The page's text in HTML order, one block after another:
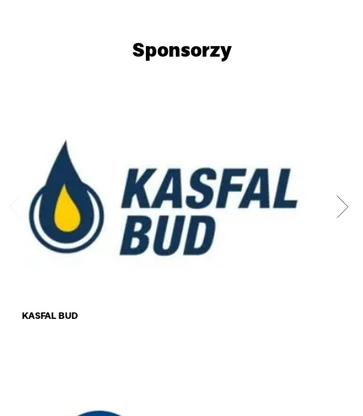
Sponsorzy
KASFAL BUD